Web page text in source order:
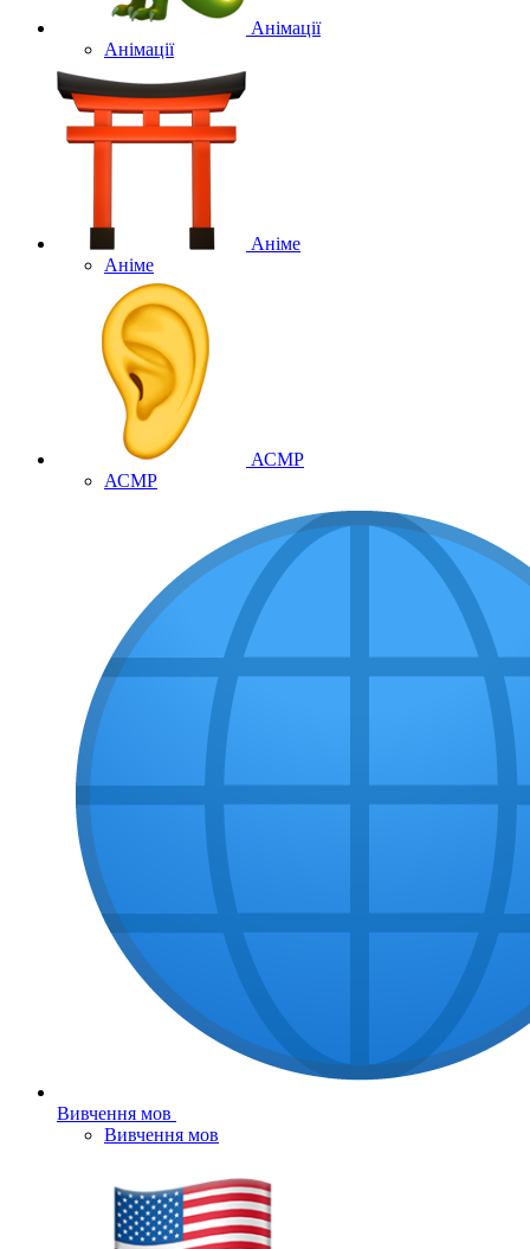
Анімації
Анімації
Аніме
Аніме
АСМР
АСМР
Вивчення мов
Вивчення мов